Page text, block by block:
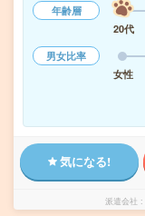
年齢層
20代
男女比率
女性
気になる!
派遣会社